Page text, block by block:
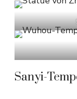
Sanyi-